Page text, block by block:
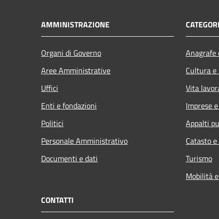
AMMINISTRAZIONE
Organi di Governo
Aree Amministrative
Uffici
Enti e fondazioni
Politici
Personale Amministrativo
Documenti e dati
Cultura
Vita
Imprese
Appalti
Catasto
Turismo
Mobilità
CONTATTI